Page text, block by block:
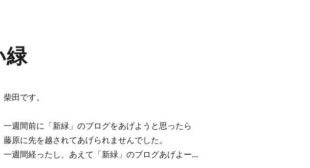
緑
柴田です。
一週間前に「新緑」のブログをあげようと思ったら
藤原に先を越されてあげられませんでした。
一週間経ったし、あえて「新緑」のブログあげよー…